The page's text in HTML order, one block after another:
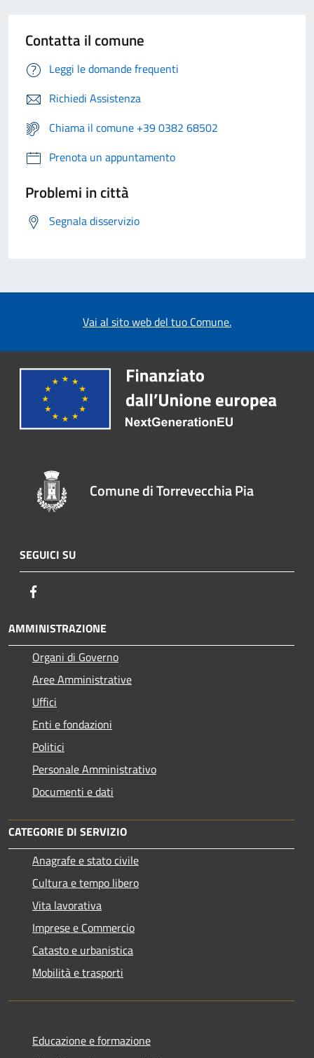
Contatta il comune
Leggi le domande frequenti
Richiedi Assistenza
Chiama il comune +39 0382 68502
Prenota un appuntamento
Problemi in città
Segnala disservizio
Vai al sito web del tuo Comune.
Comune di Torrevecchia Pia
SEGUICI SU
AMMINISTRAZIONE
Organi di Governo
Aree Amministrative
Uffici
Enti e fondazioni
Politici
Personale Amministrativo
Documenti e dati
CATEGORIE DI SERVIZIO
Anagrafe e stato civile
Cultura e tempo libero
Vita lavorativa
Imprese e Commercio
Catasto e urbanistica
Mobilità e trasporti
Educazione e formazione